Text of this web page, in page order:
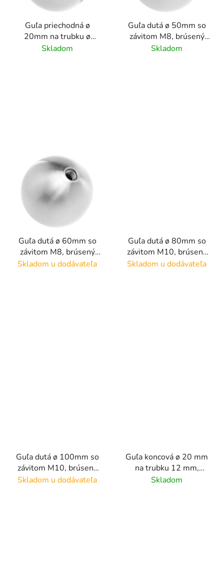
Guľa priechodná ø
20mm na trubku ø
12mm, brúsený povrch
Skladom
Guľa dutá ø 50mm so
závitom M8, brúsený
povrch K320 / nerez
Skladom
Guľa dutá ø 60mm so
závitom M8, brúsený
povrch K320 / nerez
Skladom u dodávateľa
Guľa dutá ø 80mm so
závitom M10, brúsený
povrch K320 / nerez
Skladom u dodávateľa
Guľa dutá ø 100mm so
závitom M10, brúsený
povrch K320 / nerez
Skladom u dodávateľa
Guľa koncová ø 20 mm
na trubku 12 mm,
leštený povrch /AISI304
Skladom